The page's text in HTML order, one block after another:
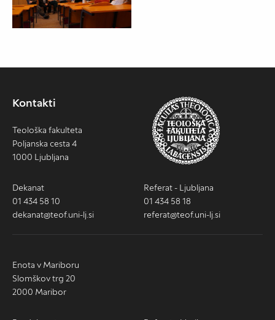
Kontakti
Teološka fakulteta
Poljanska cesta 4
1000 Ljubljana
Dekanat
01 434 58 10
dekanat@teof.uni-lj.si
Referat - Ljubljana
01 434 58 18
referat@teof.uni-lj.si
Enota v Mariboru
Slomškov trg 20
2000 Maribor